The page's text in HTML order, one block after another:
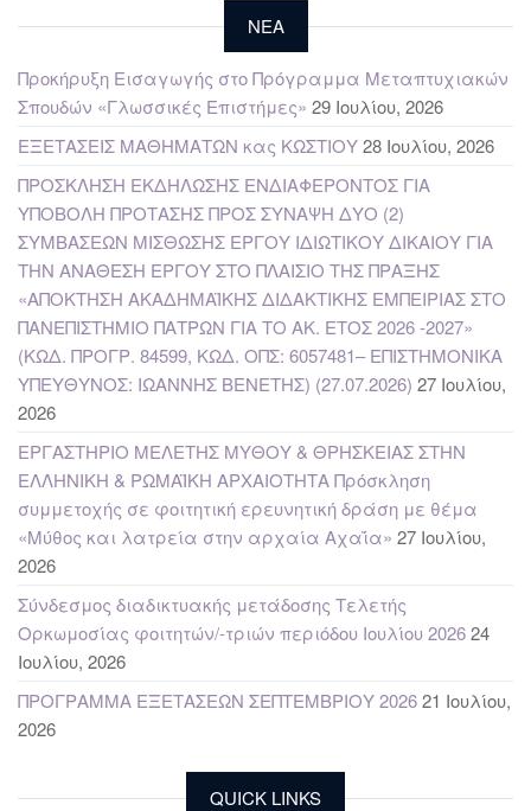
NEA
Προκήρυξη Εισαγωγής στο Πρόγραμμα Μεταπτυχιακών
Σπουδών «Γλωσσικές Επιστήμες» 29 Ιουλίου, 2026
ΕΞΕΤΑΣΕΙΣ ΜΑΘΗΜΑΤΩΝ κας ΚΩΣΤΙΟΥ28 Ιουλίου, 2026
ΠΡΟΣΚΛΗΣΗ ΕΚΔΗΛΩΣΗΣ ΕΝΔΙΑΦΕΡΟΝΤΟΣ ΓΙΑ
ΥΠΟΒΟΛΗ ΠΡΟΤΑΣΗΣ ΠΡΟΣ ΣΥΝΑΨΗ ΔΥΟ (2)
ΣΥΜΒΑΣΕΩΝ ΜΙΣΘΩΣΗΣ ΕΡΓΟΥ ΙΔΙΩΤΙΚΟΥ ΔΙΚΑΙΟΥ ΓΙΑ
ΤΗΝ ΑΝΑΘΕΣΗ ΕΡΓΟΥ ΣΤΟ ΠΛΑΙΣΙΟ ΤΗΣ ΠΡΑΞΗΣ
«ΑΠΟΚΤΗΣΗ ΑΚΑΔΗΜΑΪΚΗΣ ΔΙΔΑΚΤΙΚΗΣ ΕΜΠΕΙΡΙΑΣ ΣΤΟ
ΠΑΝΕΠΙΣΤΗΜΙΟ ΠΑΤΡΩΝ ΓΙΑ ΤΟ ΑΚ. ΕΤΟΣ 2026 -2027»
(ΚΩΔ. ΠΡΟΓΡ. 84599, ΚΩΔ. ΟΠΣ: 6057481– ΕΠΙΣΤΗΜΟΝΙΚΑ
ΥΠΕΥΘΥΝΟΣ: ΙΩΑΝΝΗΣ ΒΕΝΕΤΗΣ) (27.07.2026) 27 Ιουλίου,
2026
ΕΡΓΑΣΤΗΡΙΟ ΜΕΛΕΤΗΣ ΜΥΘΟΥ & ΘΡΗΣΚΕΙΑΣ ΣΤΗΝ
ΕΛΛΗΝΙΚΗ & ΡΩΜΑΪΚΗ ΑΡΧΑΙΟΤΗΤΑ Πρόσκληση
συμμετοχής σε φοιτητική ερευνητική δράση με θέμα
«Μύθος και λατρεία στην αρχαία Αχαΐα» 27 Ιουλίου,
2026
Σύνδεσμος διαδικτυακής μετάδοσης Τελετής
Ορκωμοσίας φοιτητών/-τριών περιόδου Ιουλίου 202624
Ιουλίου, 2026
ΠΡΟΓΡΑΜΜΑ ΕΞΕΤΑΣΕΩΝ ΣΕΠΤΕΜΒΡΙΟΥ 202621 Ιουλίου,
2026
QUICK LINKS